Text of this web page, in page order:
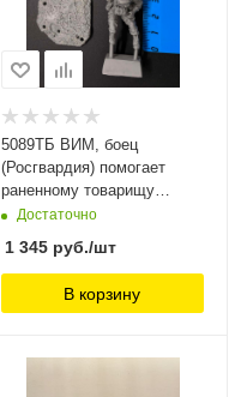
5089ТБ ВИМ, боец
(Росгвардия) помогает
раненному товарищу
перевязать рану Три
Достаточно
1 345руб./шт
В корзину